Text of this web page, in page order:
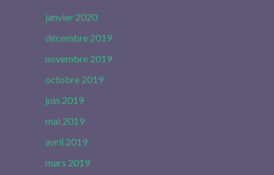
janvier 2020
décembre 2019
novembre 2019
octobre 2019
juin 2019
mai 2019
avril 2019
mars 2019